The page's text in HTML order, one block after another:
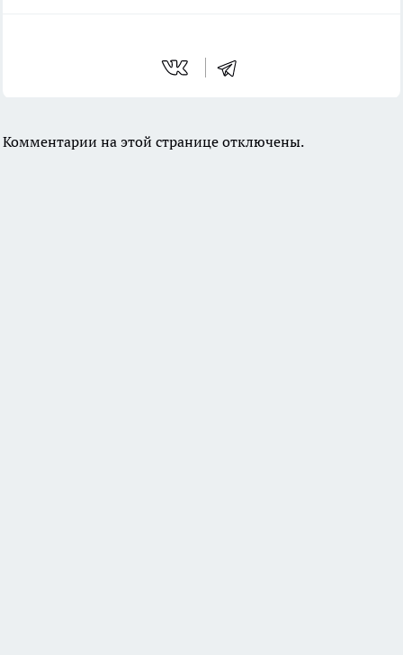
Комментарии на этой странице отключены.